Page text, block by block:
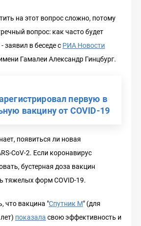
на этот вопрос сложно, потому
вопрос: как часто будет
заявил в беседе с РИА Новости
Гамалеи Александр Гинцбург.
первую в
вакцину от COVID-19
появиться ли новая
CoV-2. Если коронавирус
бустерная доза вакцин
тяжелых форм COVID-19.
что вакцина "Спутник М" (для
показала свою эффективность и